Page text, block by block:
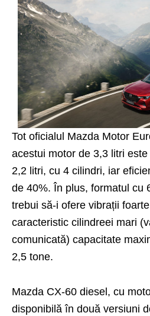
Tot oficialul Mazda Motor
acestui motor de 3,3 litri
2,2 litri, cu 4 cilindri, iar
de 40%. În plus, formatul cu
trebui să-i ofere vibrații
caracteristic cilindreei mari
comunicată) capacitate
2,5 tone.
Mazda CX-60 diesel, cu
disponibilă în două versiuni